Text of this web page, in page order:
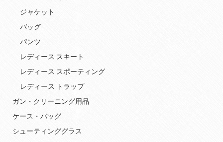
ジャケット
バッグ
パンツ
レディース スキート
レディース スポーティング
レディース トラップ
ガン・クリーニング用品
ケース・バッグ
シューティンググラス